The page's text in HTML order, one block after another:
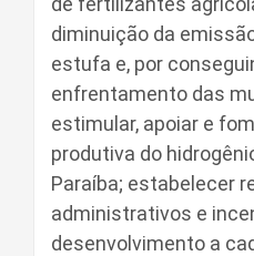
diminuição da
estufa e, por
enfrentamento das
estimular, apoiar e
produtiva do
Paraíba; estabelecer
administrativos e
desenvolvimento a